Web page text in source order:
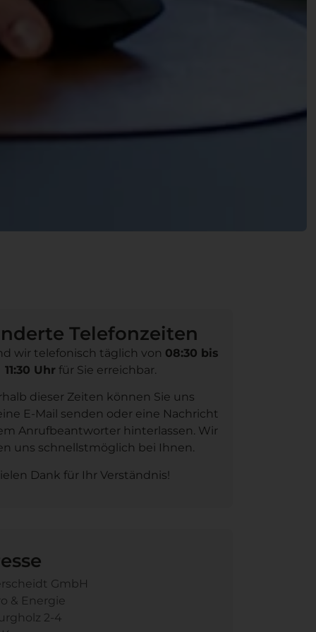
GmbH
& Energie
2-4
Telefonzeiten
wir telefonisch täglich von 08:30 bis
11:30 Uhr für Sie erreichbar.
dieser Zeiten können Sie uns
E-Mail senden oder eine Nachricht
Anrufbeantworter hinterlassen. Wir
uns schnellstmöglich bei Ihnen.
Dank für Ihr Verständnis!